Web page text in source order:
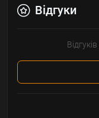
Відгуки